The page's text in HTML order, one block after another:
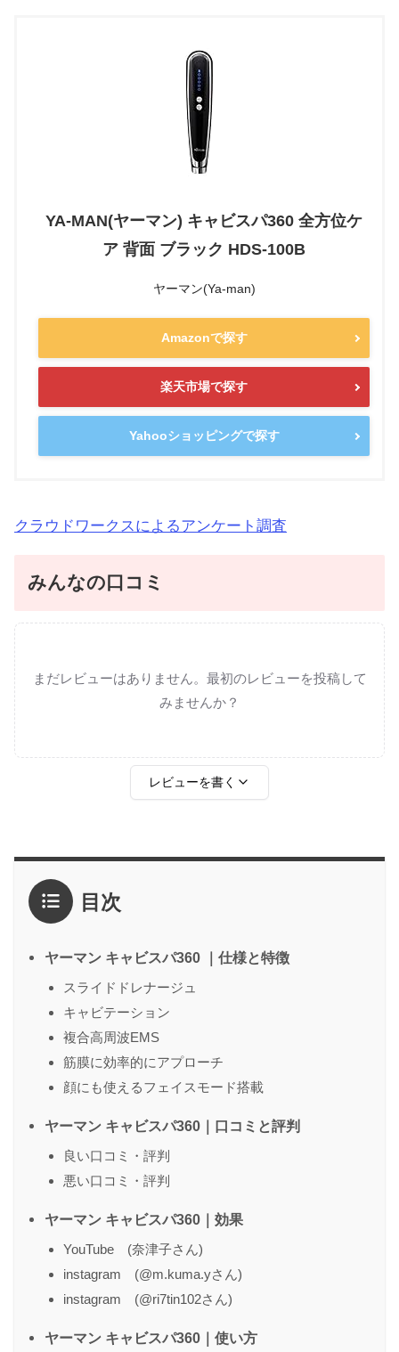
YA-MAN(ヤーマン) キャビスパ360 全方位ケ
ア 背面 ブラック HDS-100B
ヤーマン(Ya-man)
Amazonで探す
楽天市場で探す
Yahooショッピングで探す
クラウドワークスによるアンケート調査
みんなの口コミ
まだレビューはありません。最初のレビューを投稿して
みませんか？
レビューを書く
4点
3点
2点
1点
感想 * 目次
ヤーマン キャビスパ360 ｜仕様と特徴
スライドドレナージュ
キャビテーション
複合高周波EMS
筋膜に効率的にアプローチ
顔にも使えるフェイスモード搭載
ヤーマン キャビスパ360｜口コミと評判
良い口コミ・評判
悪い口コミ・評判
ヤーマン キャビスパ360｜効果
YouTube (奈津子さん)
instagram (@m.kuma.yさん)
instagram (@ri7tin102さん)
ヤーマン キャビスパ360｜使い方